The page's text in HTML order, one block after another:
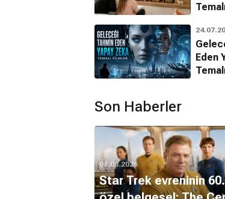
Eden
Son Haberler
08.08.2026
Star Trek evreninin 60.